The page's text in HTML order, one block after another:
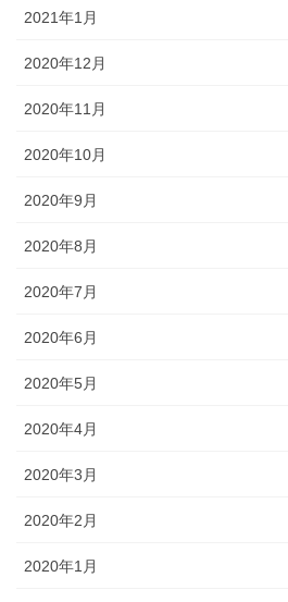
2021年1月
2020年12月
2020年11月
2020年10月
2020年9月
2020年8月
2020年7月
2020年6月
2020年5月
2020年4月
2020年3月
2020年2月
2020年1月